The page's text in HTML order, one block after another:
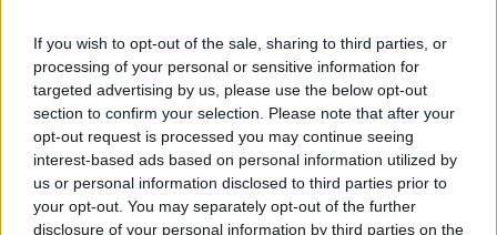
If you wish to opt-out of the sale, sharing to third parties, or
processing of your personal or sensitive information for
targeted advertising by us, please use the below opt-out
section to confirm your selection. Please note that after your
opt-out request is processed you may continue seeing
interest-based ads based on personal information utilized by
us or personal information disclosed to third parties prior to
your opt-out. You may separately opt-out of the further
disclosure of your personal information by third parties on the
Se especula que los vecinos escucharon gritos
provenientes de la casa de Rafa Mir y luego
vieron a dos chicas semidesnudas caminando
por la zona, aparentemente desorientadas.
Supuestamente, un vecino llamó a la policía,
que luego acudió a la casa del jugador. Sin
embargo, según la versión de ese vecino, se